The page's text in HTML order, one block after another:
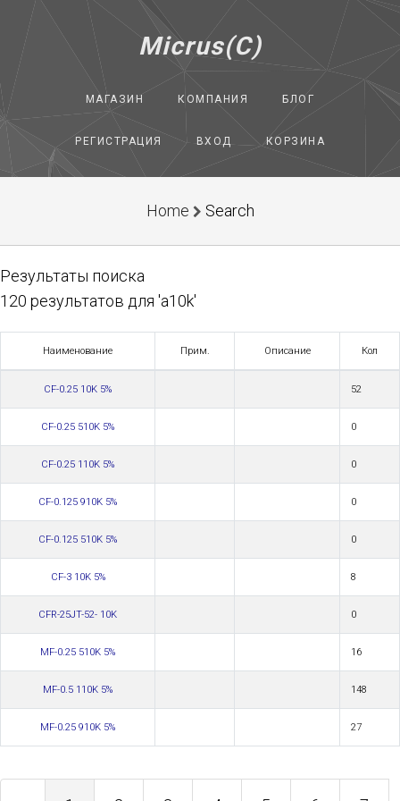
Micrus(C)
МАГАЗИН КОМПАНИЯ БЛОГ
РЕГИСТРАЦИЯ ВХОД КОРЗИНА
Home Search
Результаты поиска
120 результатов для 'a10k'
Наименование Прим. Описание Кол
CF-0.25 10K 5% 52
CF-0.25 510K 5% 0
CF-0.25 110K 5% 0
CF-0.125 910K 5% 0
CF-0.125 510K 5% 0
CF-3 10K 5% 8
CFR-25JT-52- 10K 0
MF-0.25 510K 5% 16
MF-0.5 110K 5% 148
MF-0.25 910K 5% 27